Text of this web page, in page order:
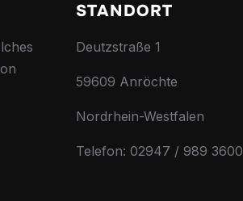
STANDORT
Deutzstraße 1
59609 Anröchte
Nordrhein-Westfalen
Telefon: 02947 / 989 3600